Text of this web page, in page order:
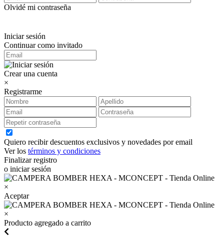
Olvidé mi contraseña
Iniciar sesión
Continuar como invitado
Crear una cuenta
×
Registrarme
Quiero recibir descuentos exclusivos y novedades por email
Ver los términos y condiciones
Finalizar registro
o iniciar sesión
×
Aceptar
×
Producto agregado a carrito